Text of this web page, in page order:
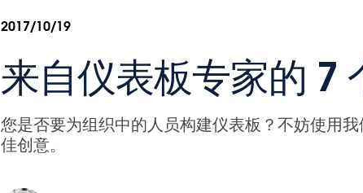
2017/10/19
来自仪表板专家的 7
您是否要为组织中的人员构建仪表板？不妨使用
佳创意。